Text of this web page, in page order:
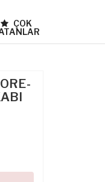
ÇOK